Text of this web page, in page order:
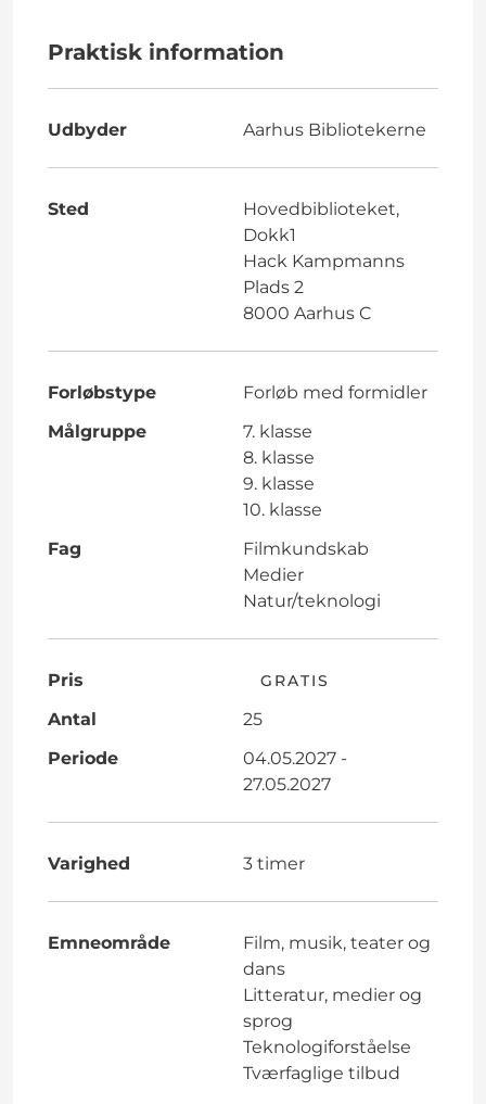
Praktisk information
Udbyder Aarhus Bibliotekerne
Sted
Hovedbiblioteket,
Dokk1
Hack Kampmanns
Plads 2
8000 Aarhus C
Forløbstype
Forløb med formidler
Målgruppe
7. klasse
8. klasse
9. klasse
10. klasse
Fag
Filmkundskab
Medier
Natur/teknologi
Pris GRATIS
Antal
25
Periode
04.05.2027 -
27.05.2027
Varighed 3 timer
Emneområde
Film, musik, teater og
dans
Litteratur, medier og
sprog
Teknologiforståelse
Tværfaglige tilbud